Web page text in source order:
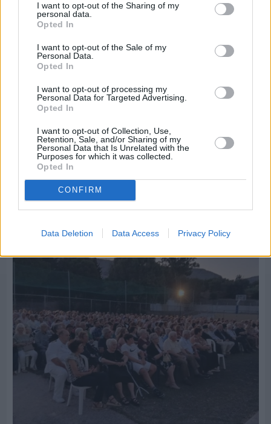
I want to opt-out of the Sharing of my
personal data.
Opted In
I want to opt-out of the Sale of my
Personal Data.
Opted In
I want to opt-out of processing my
Personal Data for Targeted Advertising.
Opted In
I want to opt-out of Collection, Use,
Retention, Sale, and/or Sharing of my
Personal Data that Is Unrelated with the
Purposes for which it was collected.
Opted In
CONFIRM
Data Deletion Data Access Privacy Policy
Πριν 3 ημέρες
Παραμονή Δεκαπενταύγουστου με μεγάλο